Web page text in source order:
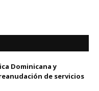
Dominicana y
de servicios